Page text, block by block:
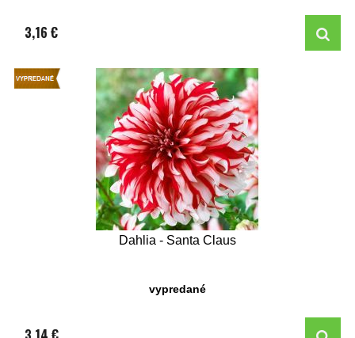
3,16 €
Dahlia - Santa Claus
vypredané